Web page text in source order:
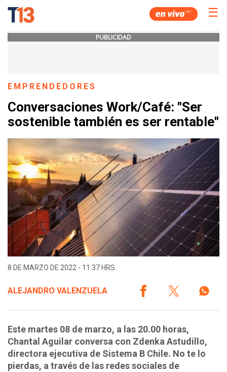
☰
PUBLICIDAD
EMPRENDEDORES
Conversaciones Work/Café: "Ser
sostenible también es ser rentable"
8 DE MARZO DE 2022 - 11:37 HRS.
ALEJANDRO VALENZUELA
Este martes 08 de marzo, a las 20.00 horas,
Chantal Aguilar conversa con Zdenka Astudillo,
directora ejecutiva de Sistema B Chile. No te lo
pierdas, a través de las redes sociales de